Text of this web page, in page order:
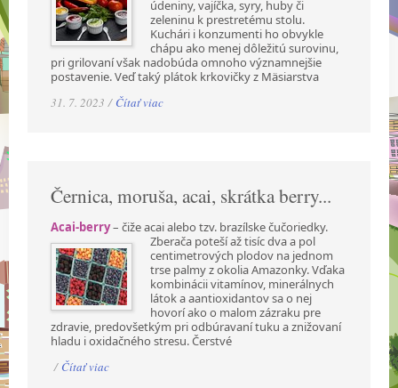
údeniny, vajíčka, syry, huby či
zeleninu k prestretému stolu.
Kuchári i konzumenti ho obvykle
chápu ako menej dôležitú surovinu,
pri grilovaní však nadobúda omnoho významnejšie
postavenie. Veď taký plátok krkovičky z Mäsiarstva
31. 7. 2023 / Čítať viac
Černica, moruša, acai, skrátka berry...
Acai-berry– čiže acai alebo tzv. brazílske čučoriedky.
Zberača poteší až tisíc dva a pol
centimetrových plodov na jednom
trse palmy z okolia Amazonky. Vďaka
kombinácii vitamínov, minerálnych
látok a aantioxidantov sa o nej
hovorí ako o malom zázraku pre
zdravie, predovšetkým pri odbúravaní tuku a znižovaní
hladu i oxidačného stresu. Čerstvé
/ Čítať viac